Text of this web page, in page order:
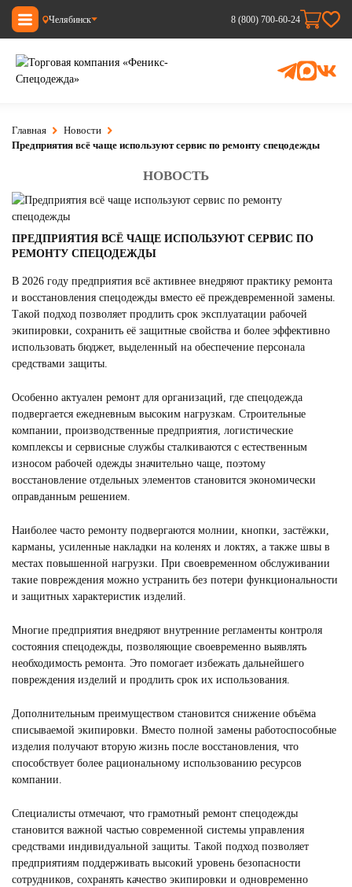
Челябинск 8 (800) 700-60-24
Главная
Новости
Предприятия всё чаще используют сервис по ремонту спецодежды
НОВОСТЬ
ПРЕДПРИЯТИЯ ВСЁ ЧАЩЕ ИСПОЛЬЗУЮТ СЕРВИС ПО
РЕМОНТУ СПЕЦОДЕЖДЫ
В 2026 году предприятия всё активнее внедряют практику ремонта
и восстановления спецодежды вместо её преждевременной замены.
Такой подход позволяет продлить срок эксплуатации рабочей
экипировки, сохранить её защитные свойства и более эффективно
использовать бюджет, выделенный на обеспечение персонала
средствами защиты.
Особенно актуален ремонт для организаций, где спецодежда
подвергается ежедневным высоким нагрузкам. Строительные
компании, производственные предприятия, логистические
комплексы и сервисные службы сталкиваются с естественным
износом рабочей одежды значительно чаще, поэтому
восстановление отдельных элементов становится экономически
оправданным решением.
Наиболее часто ремонту подвергаются молнии, кнопки, застёжки,
карманы, усиленные накладки на коленях и локтях, а также швы в
местах повышенной нагрузки. При своевременном обслуживании
такие повреждения можно устранить без потери функциональности
и защитных характеристик изделий.
Многие предприятия внедряют внутренние регламенты контроля
состояния спецодежды, позволяющие своевременно выявлять
необходимость ремонта. Это помогает избежать дальнейшего
повреждения изделий и продлить срок их использования.
Дополнительным преимуществом становится снижение объёма
списываемой экипировки. Вместо полной замены работоспособные
изделия получают вторую жизнь после восстановления, что
способствует более рациональному использованию ресурсов
компании.
Специалисты отмечают, что грамотный ремонт спецодежды
становится важной частью современной системы управления
средствами индивидуальной защиты. Такой подход позволяет
предприятиям поддерживать высокий уровень безопасности
сотрудников, сохранять качество экипировки и одновременно